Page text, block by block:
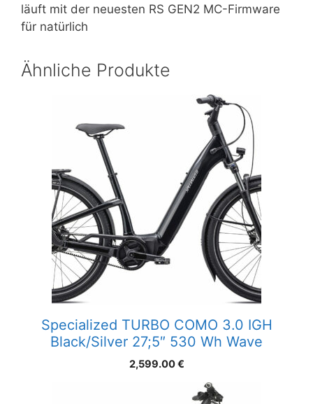
läuft mit der neuesten RS GEN2 MC-Firmware
für natürlich
Ähnliche Produkte
Specialized TURBO COMO 3.0 IGH
Black/Silver 27;5″ 530 Wh Wave
2,599.00€